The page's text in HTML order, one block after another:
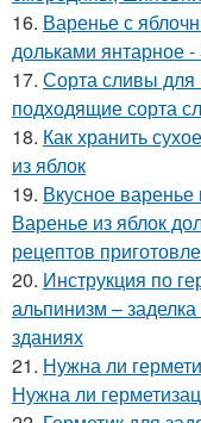
16. Варенье с
дольками янтарное
17. Сорта сливы
подходящие сорта
18. Как хранить
из яблок
19. Вкусное
Варенье из яблок
рецептов
20. Инструкция по
альпинизм –
зданиях
21. Нужна ли
Нужна ли